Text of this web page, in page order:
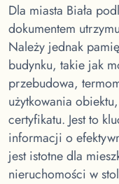
Dla miasta Biała
dokumentem
Należy jednak
budynku, takie jak
przebudowa,
użytkowania
certyfikatu. Jest to
informacji o
jest istotne dla
nieruchomości w